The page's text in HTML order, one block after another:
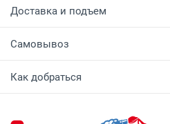
Доставка и подъем
Самовывоз
Как добраться